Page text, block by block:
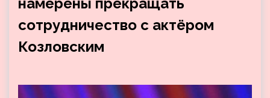
сотрудничество с актёром
Козловским